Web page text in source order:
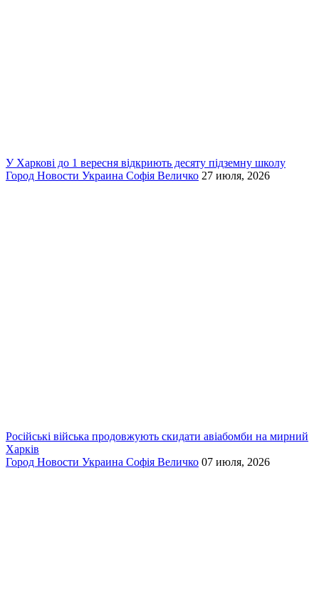
У Харкові до 1 вересня відкриють десяту підземну школу
Город Новости Украина Софія Величко 27 июля, 2026
Російські війська продовжують скидати авіабомби на мирний
Харків
Город Новости Украина Софія Величко 07 июля, 2026